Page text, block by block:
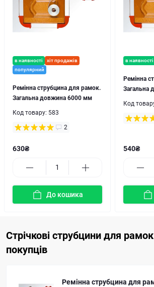
в наявності
хіт продажів
популярний
Ремінна струбцина для рамок.
Загальна довжина 6000 мм
Код товару: 583
2
630₴
До кошика
в наявності
Ремінна
Загальна
Код
540₴
Стрічкові струбцини для
покупців
Ремінна струбцина для